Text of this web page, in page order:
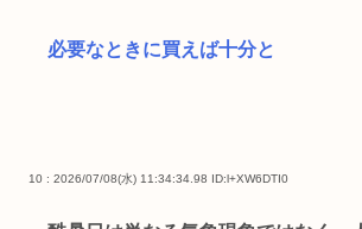
必要なときに買えば十分と
10 : 2026/07/08(水) 11:34:34.98 ID:l+XW6DTI0